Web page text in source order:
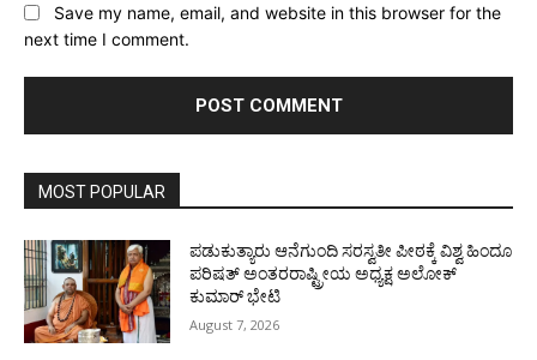
Save my name, email, and website in this browser for the
next time I comment.
MOST POPULAR
ಪಡುಕುತ್ಯಾರು ಆನೆಗುಂದಿ ಸರಸ್ವತೀ ಪೀಠಕ್ಕೆ ವಿಶ್ವ ಹಿಂದೂ
ಪರಿಷತ್ ಅಂತರರಾಷ್ಟ್ರೀಯ ಅಧ್ಯಕ್ಷ ಅಲೋಕ್
ಕುಮಾರ್ ಭೇಟಿ
August 7, 2026